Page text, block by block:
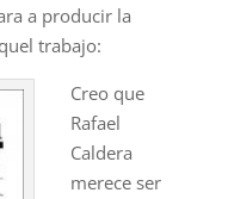
a producir la
trabajo:
Creo que
Rafael
Caldera
merece ser